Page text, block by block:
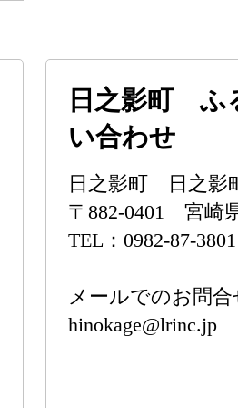
日之影町 ふ
い合わせ
日之影町 日之影
〒882-0401 宮崎
TEL：0982-87-3801
メールでのお問合
hinokage@lrinc.jp